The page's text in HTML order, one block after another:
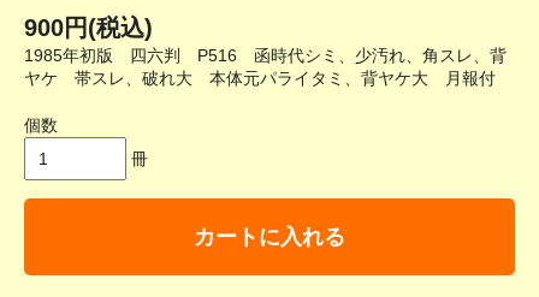
900円(税込)
1985年初版 四六判 P516 函時代シミ、少汚れ、角スレ、背
ヤケ 帯スレ、破れ大 本体元パライタミ、背ヤケ大 月報付
個数
冊
カートに入れる